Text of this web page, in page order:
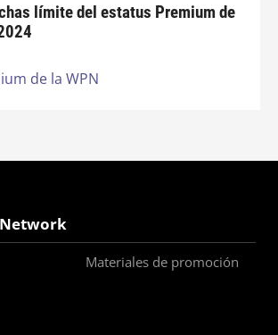
límite del estatus Premium de
de la WPN
Materiales de promoción